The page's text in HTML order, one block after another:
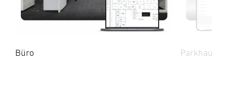
Büro Parkhaus